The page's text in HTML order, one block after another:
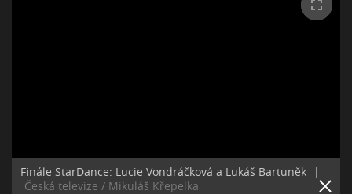
Finále StarDance: Lucie Vondráčková a Lukáš Bartuněk
|
Česká televize / Mikuláš Křepelka